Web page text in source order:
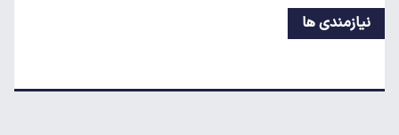
نیازمندی ها